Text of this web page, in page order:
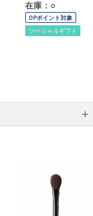
在庫：○
OPポイント対象
ソーシャルギフト